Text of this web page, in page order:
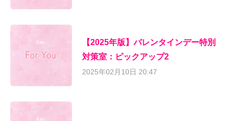
【2025年版】バレンタインデー特別
対策室：ピックアップ2
2025年02月10日 20:47